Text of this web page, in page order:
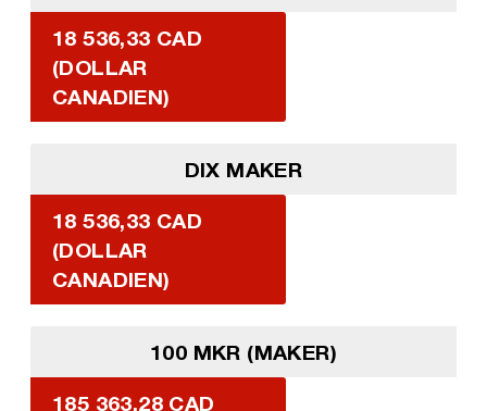
18 536,33 CAD
(DOLLAR
CANADIEN)
DIX MAKER
18 536,33 CAD
(DOLLAR
CANADIEN)
100 MKR (MAKER)
185 363,28 CAD